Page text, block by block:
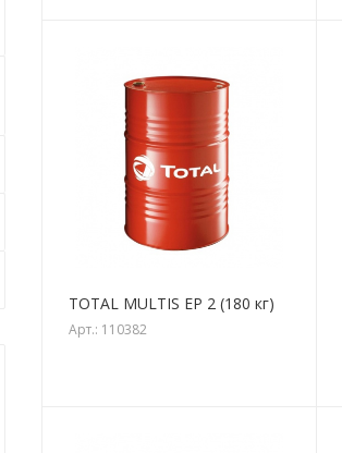
TOTAL MULTIS EP 2 (180 кг)
Арт.: 110382